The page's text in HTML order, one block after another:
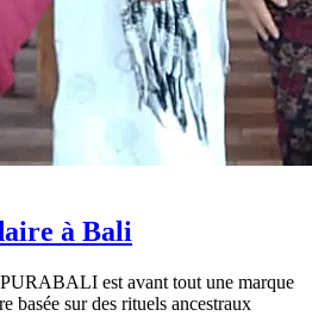
à Bali
est avant tout une marque
basée sur des rituels ancestraux